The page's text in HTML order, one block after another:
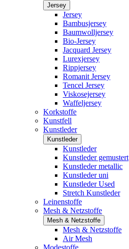
Jersey
Jersey
Bambusjersey
Baumwolljersey
Bio-Jersey
Jacquard Jersey
Lurexjersey
Rippjersey
Romanit Jersey
Tencel Jersey
Viskosejersey
Waffeljersey
Korkstoffe
Kunstfell
Kunstleder
Kunstleder
Kunstleder
Kunstleder gemustert
Kunstleder metallic
Kunstleder uni
Kunstleder Used
Stretch Kunstleder
Leinenstoffe
Mesh & Netzstoffe
Mesh & Netzstoffe
Mesh & Netzstoffe
Air Mesh
Modestoffe